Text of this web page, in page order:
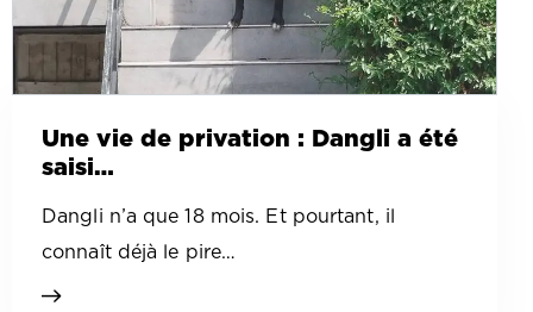
Une vie de privation : Dangli a été
saisi…
Dangli n’a que 18 mois. Et pourtant, il
connaît déjà le pire…